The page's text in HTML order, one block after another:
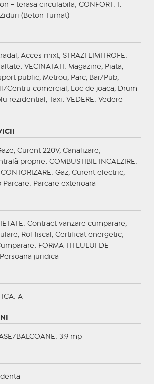
- terasa circulabila; CONFORT : I;
(Beton Turnat)
Acces mixt; STRAZI LIMITROFE :
VECINATATI : Magazine, Piata,
public, Metrou, Parc, Bar/Pub,
Centru comercial, Loc de joaca, Drum
rezidential, Taxi; VEDERE : Vedere
Curent 220V, Canalizare;
proprie; COMBUSTIBIL INCALZIRE :
CONTORIZARE : Gaz, Curent electric,
Parcare: Parcare exterioara
: Contract vanzare cumparare,
Rol fiscal, Certificat energetic;
FORMA TITLULUI DE
juridica
: A
BALCOANE: 3.9 mp